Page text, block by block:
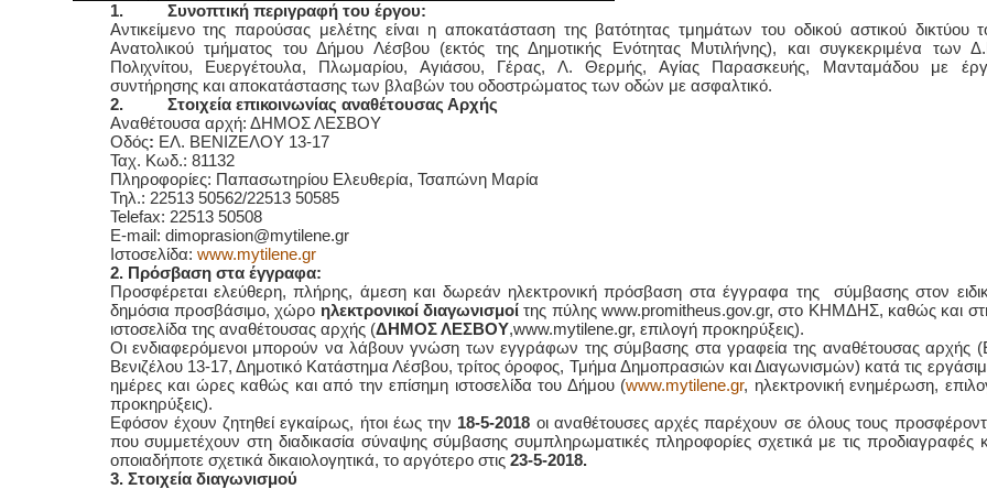
1. Συνοπτική περιγραφή του έργου:
Αντικείμενο της παρούσας μελέτης είναι η αποκατάσταση της βατότητας τμημάτων του οδικού αστικού δικτύου
Ανατολικού τμήματος του Δήμου Λέσβου (εκτός της Δημοτικής Ενότητας Μυτιλήνης), και συγκεκριμένα των
Πολιχνίτου, Ευεργέτουλα, Πλωμαρίου, Αγιάσου, Γέρας, Λ. Θερμής, Αγίας Παρασκευής, Μανταμάδου με
συντήρησης και αποκατάστασης των βλαβών του οδοστρώματος των οδών με ασφαλτικό.
2. Στοιχεία επικοινωνίας αναθέτουσας Αρχής
Αναθέτουσα αρχή: ΔΗΜΟΣ ΛΕΣΒΟΥ
Οδός: ΕΛ. ΒΕΝΙΖΕΛΟΥ 13-17
Ταχ. Κωδ.: 81132
Πληροφορίες: Παπασωτηρίου Ελευθερία, Τσαπώνη Μαρία
Τηλ.: 22513 50562/22513 50585
Telefax: 22513 50508
E-mail: dimoprasion@mytilene.gr
Ιστοσελίδα: www.mytilene.gr
2. Πρόσβαση στα έγγραφα:
Προσφέρεται ελεύθερη, πλήρης, άμεση και δωρεάν ηλεκτρονική πρόσβαση στα έγγραφα της σύμβασης στον
δημόσια προσβάσιμο, χώρο ηλεκτρονικοί διαγωνισμοίτης πύλης www.promitheus.gov.gr, στο ΚΗΜΔΗΣ, καθώς και
ιστοσελίδα της αναθέτουσας αρχής (ΔΗΜΟΣ ΛΕΣΒΟΥ,www.mytilene.gr, επιλογή προκηρύξεις).
Οι ενδιαφερόμενοι μπορούν να λάβουν γνώση των εγγράφων της σύμβασης στα γραφεία της αναθέτουσας αρχής
Βενιζέλου 13-17, Δημοτικό Κατάστημα Λέσβου, τρίτος όροφος, Τμήμα Δημοπρασιών και Διαγωνισμών) κατά τις
ημέρες και ώρες καθώς και από την επίσημη ιστοσελίδα του Δήμου (www.mytilene.gr, ηλεκτρονική ενημέρωση,
προκηρύξεις).
Εφόσον έχουν ζητηθεί εγκαίρως, ήτοι έως την 18-5-2018 oι αναθέτουσες αρχές παρέχουν σε όλους τους
που συμμετέχουν στη διαδικασία σύναψης σύμβασης συμπληρωματικές πληροφορίες σχετικά με τις προδιαγραφές
οποιαδήποτε σχετικά δικαιολογητικά, το αργότερο στις 23-5-2018.
3. Στοιχεία διαγωνισμού
2102467085 & 6938502258
email- elenboumpa@gmail.com